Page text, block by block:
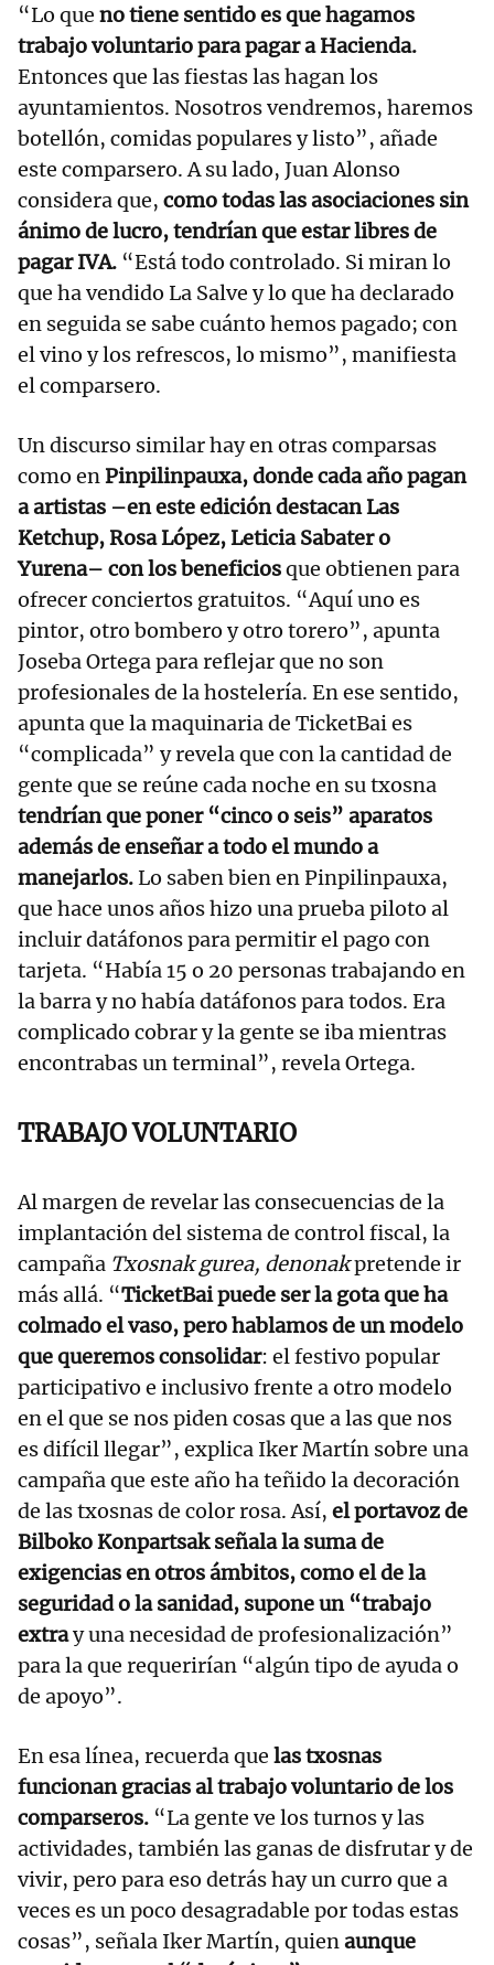
“Lo que no tiene sentido es que hagamos
trabajo voluntario para pagar a Hacienda.
Entonces que las fiestas las hagan los
ayuntamientos. Nosotros vendremos, haremos
botellón, comidas populares y listo”, añade
este comparsero. A su lado, Juan Alonso
considera que, como todas las asociaciones sin
ánimo de lucro, tendrían que estar libres de
pagar IVA. “Está todo controlado. Si miran lo
que ha vendido La Salve y lo que ha declarado
en seguida se sabe cuánto hemos pagado; con
el vino y los refrescos, lo mismo”, manifiesta
el comparsero.
Un discurso similar hay en otras comparsas
como enPinpilinpauxa, donde cada año pagan
a artistas –en este edición destacan Las
Ketchup, Rosa López, Leticia Sabater o
Yurena– con los beneficiosque obtienen para
ofrecer conciertos gratuitos. “Aquí uno es
pintor, otro bombero y otro torero”, apunta
Joseba Ortega para reflejar que no son
profesionales de la hostelería. En ese sentido,
apunta que la maquinaria de TicketBai es
“complicada” y revela que con la cantidad de
gente que se reúne cada noche en su txosna
tendrían que poner “cinco o seis” aparatos
además de enseñar a todo el mundo a
manejarlos.Lo saben bien en Pinpilinpauxa,
que hace unos años hizo una prueba piloto al
incluir datáfonos para permitir el pago con
tarjeta. “Había 15 o 20 personas trabajando en
la barra y no había datáfonos para todos. Era
complicado cobrar y la gente se iba mientras
encontrabas un terminal”, revela Ortega.
TRABAJO VOLUNTARIO
Al margen de revelar las consecuencias de la
implantación del sistema de control fiscal, la
campaña Txosnak gurea, denonakpretende ir
más allá. “TicketBai puede ser la gota que ha
colmado el vaso, pero hablamos de un modelo
que queremos consolidar: el festivo popular
participativo e inclusivo frente a otro modelo
en el que se nos piden cosas que a las que nos
es difícil llegar”, explica Iker Martín sobre una
campaña que este año ha teñido la decoración
de las txosnas de color rosa. Así, el portavoz de
Bilboko Konpartsak señala la suma de
exigencias en otros ámbitos, como el de la
seguridad o la sanidad, supone un “trabajo
extray una necesidad de profesionalización”
para la que requerirían “algún tipo de ayuda o
de apoyo”.
En esa línea, recuerda que las txosnas
funcionan gracias al trabajo voluntario de los
comparseros. “La gente ve los turnos y las
actividades, también las ganas de disfrutar y de
vivir, pero para eso detrás hay un curro que a
veces es un poco desagradable por todas estas
cosas”, señala Iker Martín, quienaunque